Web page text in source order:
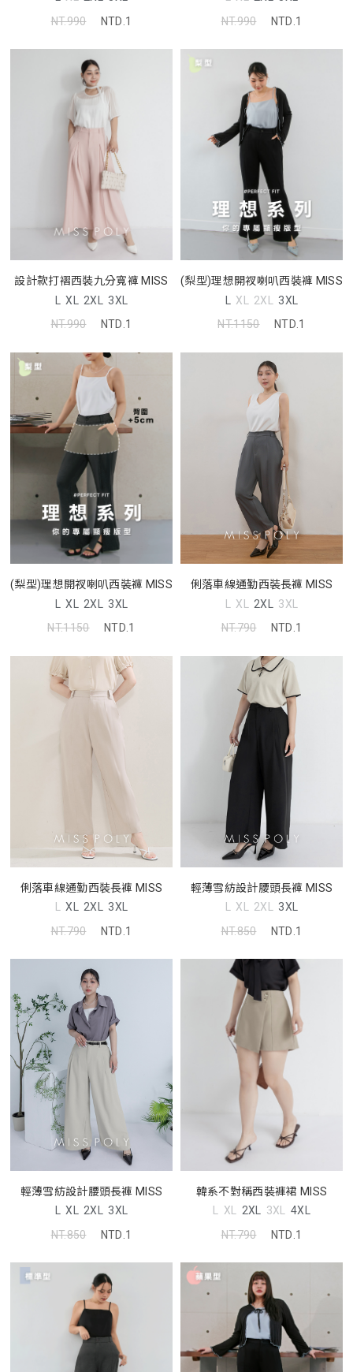
NT.990
NTD.1
NT.990
NTD.1
設計款打褶西裝九分寬褲 MISS
L XL 2XL 3XL
NT.990
NTD.1
(梨型)理想開衩喇叭西裝褲 MISS
L XL 2XL 3XL
NT.1150
NTD.1
(梨型)理想開衩喇叭西裝褲 MISS
L XL 2XL 3XL
NT.1150
NTD.1
俐落車線通勤西裝長褲 MISS
L XL 2XL 3XL
NT.790
NTD.1
俐落車線通勤西裝長褲 MISS
L XL 2XL 3XL
NT.790
NTD.1
輕薄雪紡設計腰頭長褲 MISS
L XL 2XL 3XL
NT.850
NTD.1
輕薄雪紡設計腰頭長褲 MISS
L XL 2XL 3XL
NT.850
NTD.1
韓系不對稱西裝褲裙 MISS
L XL 2XL 3XL 4XL
NT.790
NTD.1